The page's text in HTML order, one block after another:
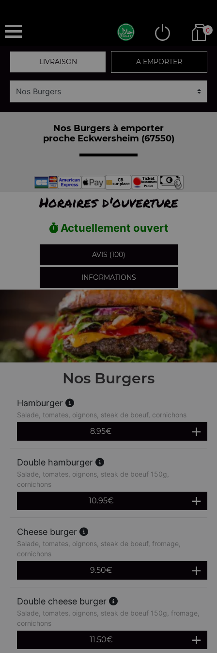
0
LIVRAISON A EMPORTER
Nos Burgers à emporter
proche Eckwersheim (67550)
Horaires d'ouverture
Actuellement ouvert
AVIS (100)
INFORMATIONS
Nos Burgers
Hamburger
Salade, tomates, oignons, steak de boeuf, cornichons
8.95€
Double hamburger
Salade, tomates, oignons, steak de boeuf 150g,
cornichons
10.95€
Cheese burger
Salade, tomates, oignons, steak de boeuf, fromage,
cornichons
9.50€
Double cheese burger
Salade, tomates, oignons, steak de boeuf 150g, fromage,
cornichons
11.50€